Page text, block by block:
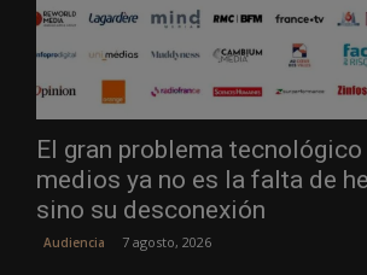
El gran problema
medios ya no es la falta de
sino su desconexión
Audiencia 7 agosto, 2026